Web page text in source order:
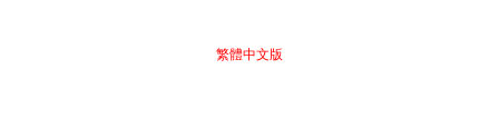
繁體中文版